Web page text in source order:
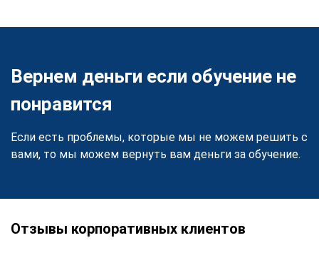
Вернем деньги если обучение не
понравится
Если есть проблемы, которые мы не можем решить с
вами, то мы можем вернуть вам деньги за обучение.
Отзывы корпоративных клиентов